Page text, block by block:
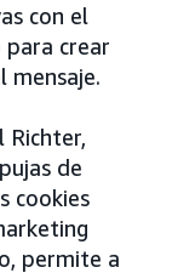
con el
crear
mensaje.
Richter,
de
cookies
permite a